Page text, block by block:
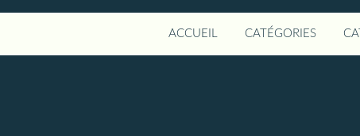
ACCUEIL CATÉGORIES